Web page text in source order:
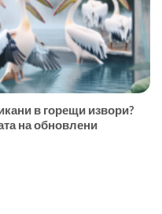
в горещи извори?
на обновлени